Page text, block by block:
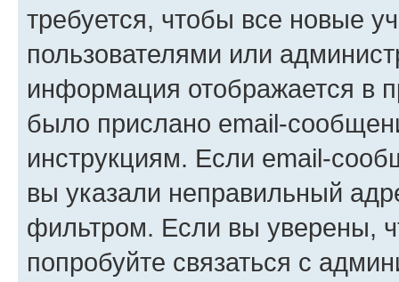
требуется, чтобы все новые
пользователями или
информация отображается в
было прислано email-
инструкциям. Если email-
вы указали неправильный
фильтром. Если вы уверены,
попробуйте связаться с